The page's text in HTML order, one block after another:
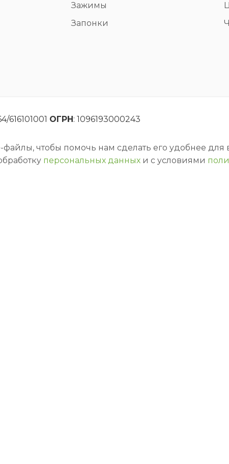
Зажимы
Запонки
616101001 ОГРН : 1096193000243
файлы, чтобы помочь нам сделать его удобнее
персональных данных и с условиями